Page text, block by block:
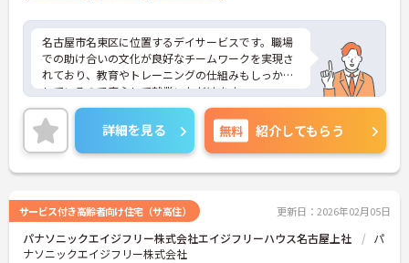
名古屋市名東区に位置するデイサービスです。職場
での助け合いの文化が良好なチームワークを実現さ
れており、教育やトレーニングの仕組みもしっかり
しているので安心して就業いただけます。
社員の働きやすさを大切にしており、現場で活躍す
るスタッフのアイデアや要望をダイレクトにトップ
に伝える【アイデアメモ制度】や、
勤続年数等に応じてポイントが貯まり、貯まったポ
イントで好きな商品に交換できるシステム【ソラス
ご興味をお持ちの方には、詳細の情報や面接のポイ
ントをお伝えしますのでお気軽にお問い合わせくだ
さい。
詳細を見る 無料 紹介してもらう
サービス付き高齢者向け住宅（サ高住） 更新日：2026年02月05日
パナソニックエイジフリー株式会社エイジフリーハウス名古屋上社
パ
ナソニックエイジフリー株式会社